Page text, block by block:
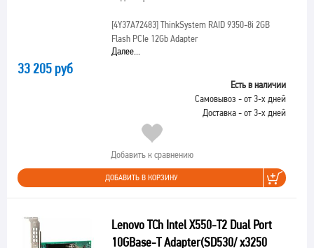
[4Y37A72483]ThinkSystem RAID 9350-8i 2GB
Flash PCIe 12Gb Adapter
Далее...
33 205 руб
Есть в наличии
Самовывоз - от 3-х дней
Доставка - от 3-х дней
Добавить к сравнению
ДОБАВИТЬ В КОРЗИНУ
Lenovo TCh Intel X550-T2 Dual Port
10GBase-T Adapter(SD530/ x3250